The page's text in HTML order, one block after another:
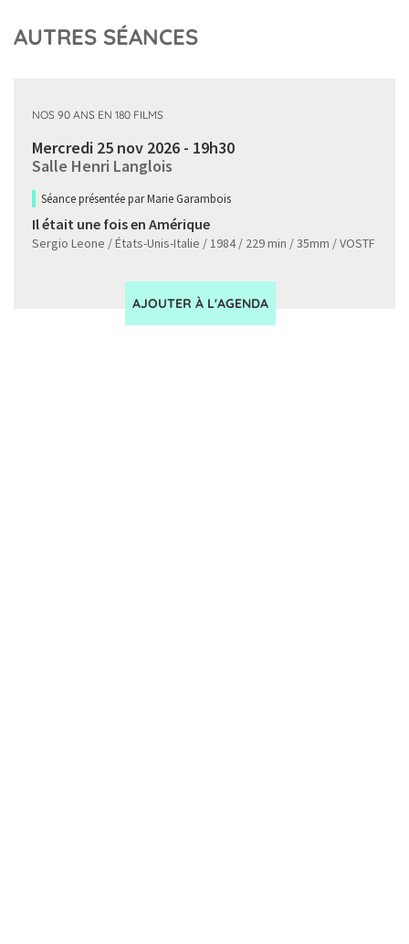
AUTRES SÉANCES
NOS 90 ANS EN 180 FILMS
Mercredi 25 nov 2026 - 19h30
Salle Henri Langlois
Séance présentée par Marie Garambois
Il était une fois en Amérique
Sergio Leone / États-Unis-Italie / 1984 / 229 min / 35mm / VOSTF
AJOUTER À L'AGENDA